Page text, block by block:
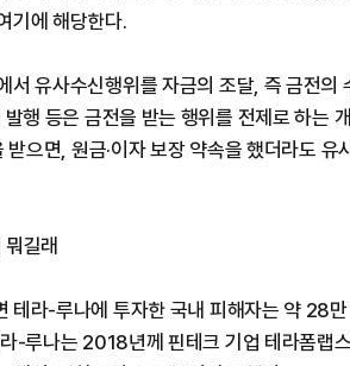
기에 해당한다.
서 유사수신행위를 자금의 조달, 즉 금전의
행 등은 금전을 받는 행위를 전제로 하는
받으면, 원금·이자 보장 약속을 했더라도 유
길래
테라-루나에 투자한 국내 피해자는 약 28
-루나는 2018년께 핀테크 기업 테라폼랩